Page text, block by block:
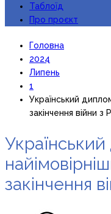
Таблоїд
Про проєкт
Головна
2024
Липень
1
Український
закінчення війни з
закінчення